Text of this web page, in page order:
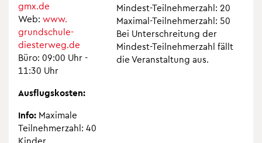
gmx.​de
Web: www.​
grundschule-​
diesterweg.​de
Büro: 09:00 Uhr -
11:30 Uhr
Aus­flugs­kos­ten:
Info: Maxi­male
Teil­neh­mer­zahl: 40
Kin­der
Min­dest-Teil­neh­mer­zahl: 20
Maxi­mal-Teil­neh­mer­zahl: 50
Bei Unter­schrei­tung der
Min­dest-Teil­neh­mer­zahl fällt
die Ver­an­stal­tung aus.